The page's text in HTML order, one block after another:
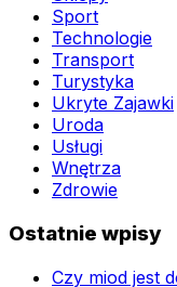
Sport
Technologie
Transport
Turystyka
Ukryte Zajawki
Uroda
Usługi
Wnętrza
Zdrowie
Ostatnie wpisy
Czy miod jest